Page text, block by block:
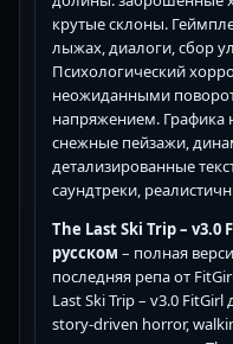
крутые склоны.
лыжах, диалоги, сбор
Психологический
неожиданными
напряжением. Графика
снежные пейзажи,
детализированные
саундтреки,
The Last Ski Trip – v3.0
русском – полная
последняя репа от
Last Ski Trip – v3.0
story-driven horror,